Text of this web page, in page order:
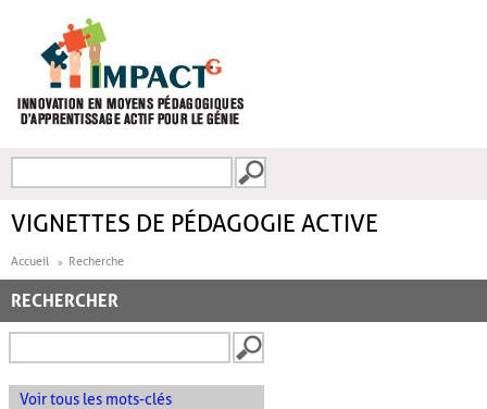
FORMULAIRE DE
VIGNETTES DE PÉDAGOGIE ACTIVE
Accueil Recherche
RECHERCHER
Voir tous les mots-clés